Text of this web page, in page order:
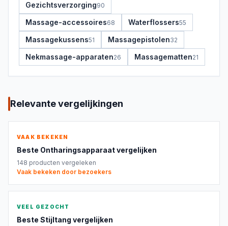
Gezichtsverzorging90
Massage-accessoires68 Waterflossers55
Massagekussens51 Massagepistolen32
Nekmassage-apparaten26 Massagematten21
Relevante vergelijkingen
VAAK BEKEKEN
Beste Ontharingsapparaatvergelijken
148 producten vergeleken
Vaak bekeken door bezoekers
VEEL GEZOCHT
Beste Stijltang vergelijken